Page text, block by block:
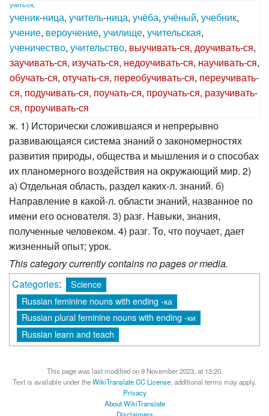
учить-ся,
ученик-ница, учитель-ница, учёба, учёный, учебник,
учение, вероучение, училище, учительская,
ученичество, учительство, выучивать-ся, доучивать-ся,
заучивать-ся, изучать-ся, недоучивать-ся, научивать-ся,
обучать-ся, отучать-ся, переобучивать-ся, переучивать-
ся, подучивать-ся, поучать-ся, проучать-ся, разучивать-
ся, проучивать-ся
ж. 1) Исторически сложившаяся и непрерывно
развивающаяся система знаний о закономерностях
развития природы, общества и мышления и о способах
их планомерного воздействия на окружающий мир. 2)
а) Отдельная область, раздел каких-л. знаний. б)
Направление в какой-л. области знаний, названное по
имени его основателя. 3) разг. Навыки, знания,
полученные человеком. 4) разг. То, что поучает, дает
жизненный опыт; урок.
This category currently contains no pages or media.
Categories:
Science
Russian feminine nouns with ending -ка
Russian plural feminine nouns with ending -ки
Russian learn and teach
This page was last modified on 9 November 2023, at 13:20.
Text is available under theWikiTranslate CC License; additional terms may apply.
Privacy
About WikiTranslate